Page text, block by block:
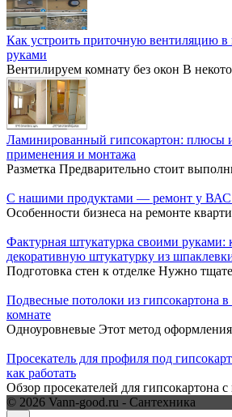
Как устроить приточную вентиляцию в
руками
Вентилируем комнату без окон В
Ламинированный гипсокартон: плюсы
применения и монтажа
Разметка Предварительно стоит
С нашими продуктами — ремонт у ВАС
Особенности бизнеса на ремонте
Фактурная штукатурка своими руками:
декоративную штукатурку из
Подготовка стен к отделке Нужно
Подвесные потолоки из гипсокартона в
комнате
Одноуровневые Этот метод
Просекатель для профиля под
как работать
Обзор просекателей для гипсокартона
© 2026 Vann-good.ru - Сантехника